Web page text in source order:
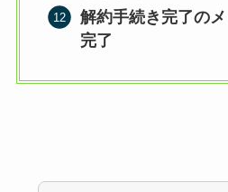
解約手続き完了の
完了